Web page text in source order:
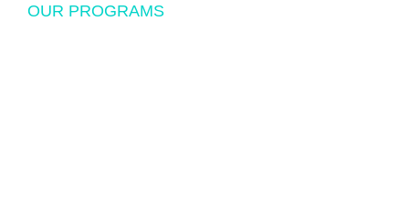
OUR PROGRAMS